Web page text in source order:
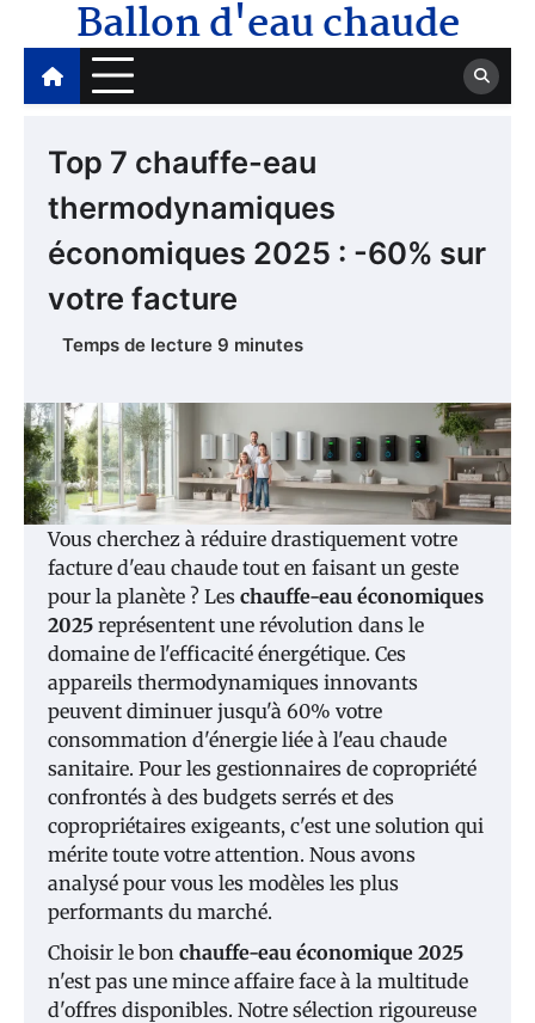
content
Ballon d'eau chaude
Top 7 chauffe-eau
thermodynamiques
économiques 2025 : -60% sur
votre facture
Vous cherchez à réduire drastiquement votre
facture d'eau chaude tout en faisant un geste
pour la planète ? Les chauffe-eau économiques
2025 représentent une révolution dans le
domaine de l'efficacité énergétique. Ces
appareils thermodynamiques innovants
peuvent diminuer jusqu'à 60% votre
consommation d'énergie liée à l'eau chaude
sanitaire. Pour les gestionnaires de copropriété
confrontés à des budgets serrés et des
copropriétaires exigeants, c'est une solution qui
mérite toute votre attention. Nous avons
analysé pour vous les modèles les plus
performants du marché.
Choisir le bon chauffe-eau économique 2025
n'est pas une mince affaire face à la multitude
d'offres disponibles. Notre sélection rigoureuse